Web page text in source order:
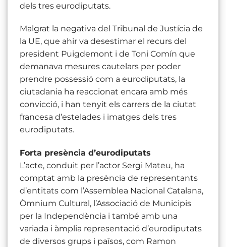
dels tres eurodiputats.
Malgrat la negativa del Tribunal de Justícia de
la UE, que ahir va desestimar el recurs del
president Puigdemont i de Toni Comín que
demanava mesures cautelars per poder
prendre possessió com a eurodiputats, la
ciutadania ha reaccionat encara amb més
convicció, i han tenyit els carrers de la ciutat
francesa d’estelades i imatges dels tres
eurodiputats.
Forta presència d’eurodiputats
L’acte, conduit per l’actor Sergi Mateu, ha
comptat amb la presència de representants
d’entitats com l’Assemblea Nacional Catalana,
Òmnium Cultural, l’Associació de Municipis
per la Independència i també amb una
variada i àmplia representació d’eurodiputats
de diversos grups i països, com Ramon